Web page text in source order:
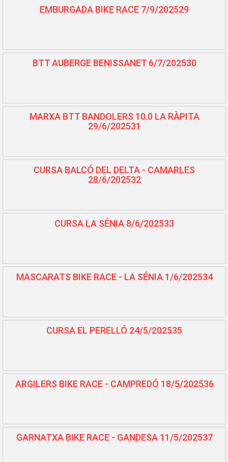
EMBURGADA BIKE RACE 7/9/202529
BTT AUBERGE BENISSANET 6/7/202530
MARXA BTT BANDOLERS 10.0 LA RÀPITA
29/6/202531
CURSA BALCÓ DEL DELTA - CAMARLES
28/6/202532
CURSA LA SÉNIA 8/6/202533
MASCARATS BIKE RACE - LA SÉNIA 1/6/202534
CURSA EL PERELLÓ 24/5/202535
ARGILERS BIKE RACE - CAMPREDÓ 18/5/202536
GARNATXA BIKE RACE - GANDESA 11/5/202537